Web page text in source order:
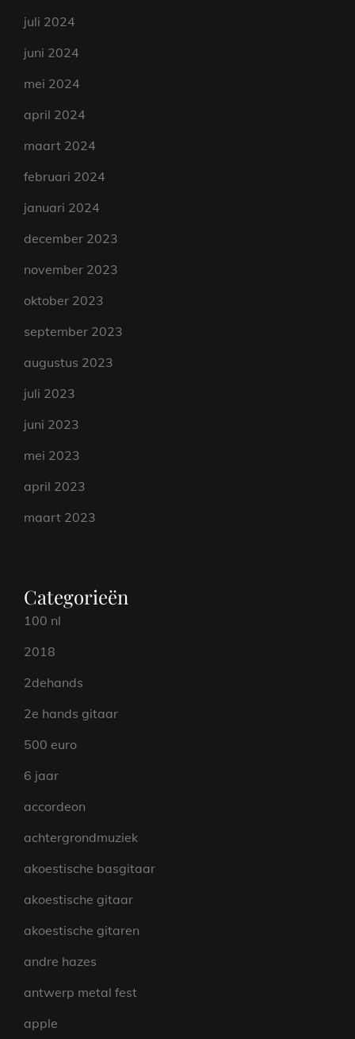
juli 2024
juni 2024
mei 2024
april 2024
maart 2024
februari 2024
januari 2024
december 2023
november 2023
oktober 2023
september 2023
augustus 2023
juli 2023
juni 2023
mei 2023
april 2023
maart 2023
Categorieën
100 nl
2018
2dehands
2e hands gitaar
500 euro
6 jaar
accordeon
achtergrondmuziek
akoestische basgitaar
akoestische gitaar
akoestische gitaren
andre hazes
antwerp metal fest
apple